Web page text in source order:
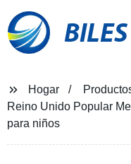
BILES
Hogar
Reino Unido Popular
para niños